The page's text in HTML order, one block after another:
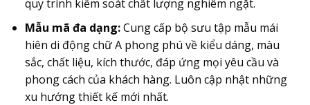
quy trình kiểm soát chất lượng nghiêm ngặt.
Mẫu mã đa dạng:Cung cấp bộ sưu tập mẫu mái
hiên di động chữ A phong phú về kiểu dáng, màu
sắc, chất liệu, kích thước, đáp ứng mọi yêu cầu và
phong cách của khách hàng. Luôn cập nhật những
xu hướng thiết kế mới nhất.